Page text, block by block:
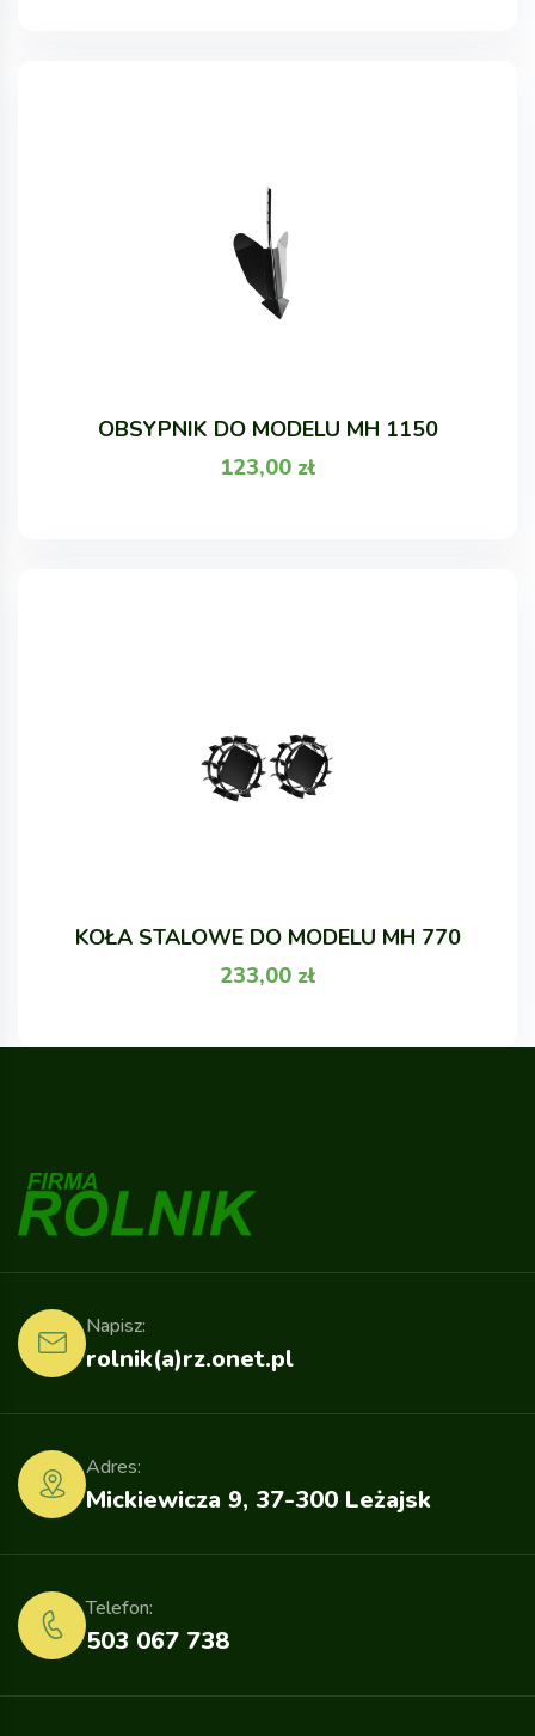
OBSYPNIK DO MODELU MH 1150
123,00 zł
KOŁA STALOWE DO MODELU MH 770
233,00 zł
rolnik(a)rz.onet.pl
Napisz:
Mickiewicza 9, 37-300 Leżajsk
Adres:
503 067 738
Telefon: